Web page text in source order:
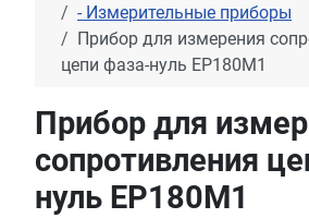
- Измерительные приборы
Прибор для измерения
цепи фаза-нуль ЕР180М1
Прибор для
сопротивления
нуль ЕР180М1